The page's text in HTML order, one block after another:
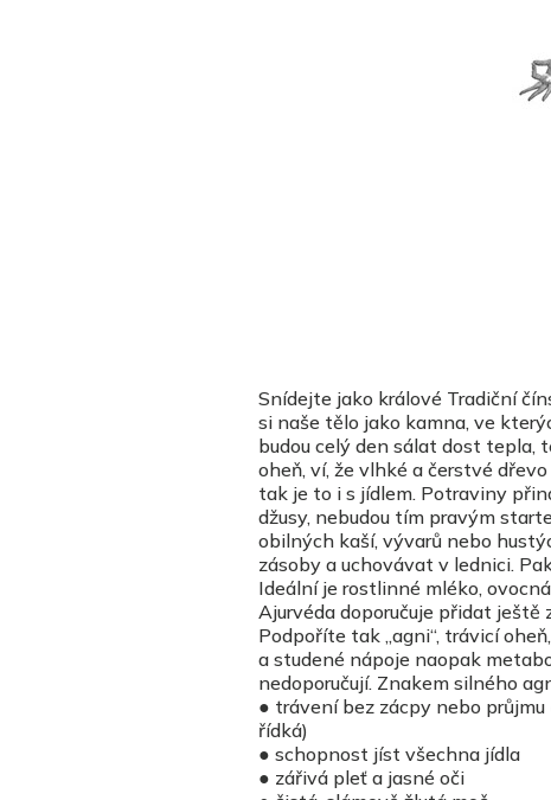
Snídejte jako králové Tradiční
si naše tělo jako kamna, ve
budou celý den sálat dost tepla,
oheň, ví, že vlhké a čerstvé
tak je to i s jídlem. Potraviny
džusy, nebudou tím pravým
obilných kaší, vývarů nebo
zásoby a uchovávat v lednici.
Ideální je rostlinné mléko,
Ajurvéda doporučuje přidat ještě
Podpoříte tak „agni“, trávicí
a studené nápoje naopak
nedoporučují. Znakem silného
● trávení bez zácpy nebo
řídká)
● schopnost jíst všechna jídla
● zářivá pleť a jasné oči